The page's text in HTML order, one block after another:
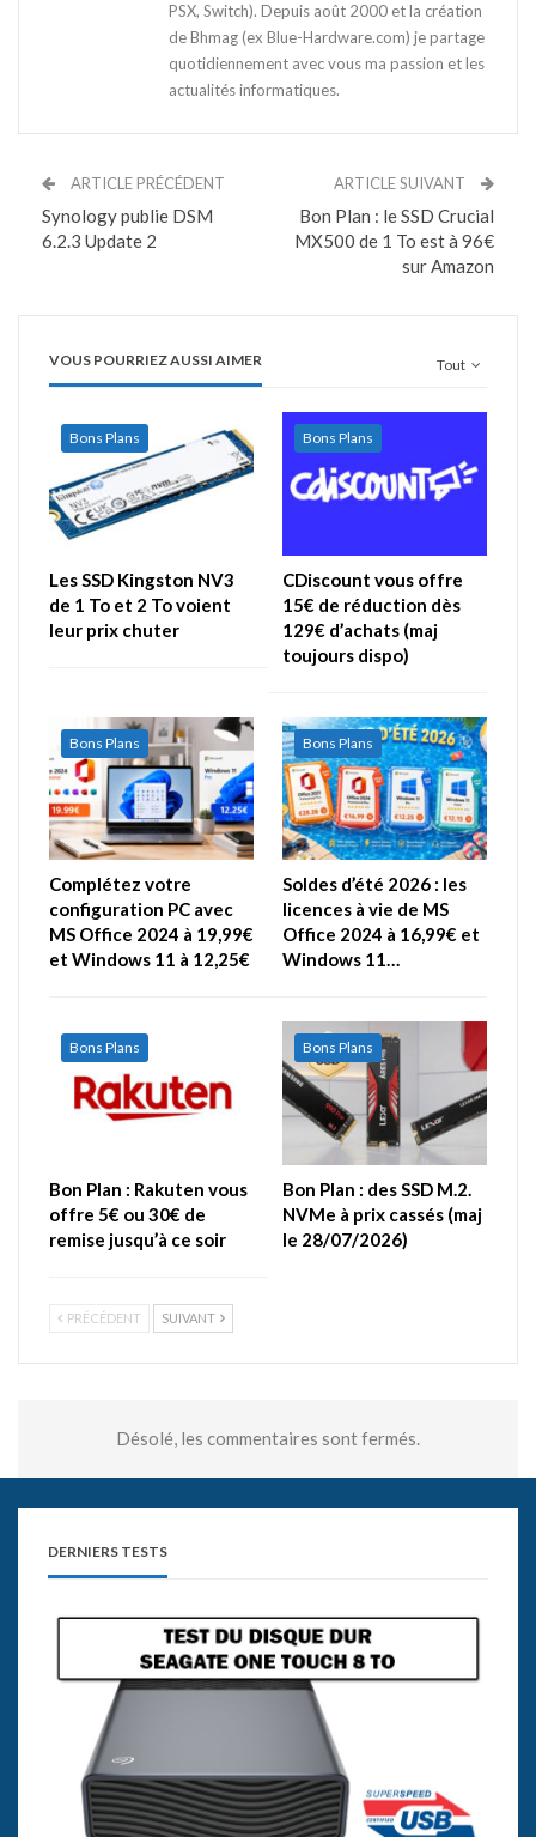
PSX, Switch). Depuis août 2000 et la création
de Bhmag (ex Blue-Hardware.com) je partage
quotidiennement avec vous ma passion et les
actualités informatiques.
ARTICLE PRÉCÉDENT
Synology publie DSM
6.2.3 Update 2
ARTICLE SUIVANT
Bon Plan : le SSD Crucial
MX500 de 1 To est à 96€
sur Amazon
Tout
VOUS POURRIEZ AUSSI AIMER
Bons Plans
Les SSD Kingston NV3
de 1 To et 2 To voient
leur prix chuter
Bons Plans
CDiscount vous offre
15€ de réduction dès
129€ d’achats (maj
toujours dispo)
Bons Plans
Complétez votre
configuration PC avec
MS Office 2024 à 19,99€
et Windows 11 à 12,25€
Bons Plans
Soldes d’été 2026 : les
licences à vie de MS
Office 2024 à 16,99€ et
Windows 11…
Bons Plans
Bon Plan : Rakuten vous
offre 5€ ou 30€ de
remise jusqu’à ce soir
Bons Plans
Bon Plan : des SSD M.2.
NVMe à prix cassés (maj
le 28/07/2026)
PRÉCÉDENT SUIVANT
Désolé, les commentaires sont fermés.
DERNIERS TESTS